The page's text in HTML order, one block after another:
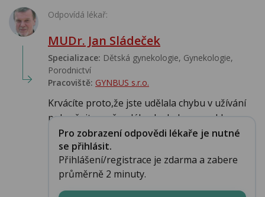
Odpovídá lékař:
MUDr. Jan Sládeček
Specializace: Dětská gynekologie, Gynekologie,
Porodnictví
Pracoviště: GYNBUS s.r.o.
Krvácíte proto,že jste udělala chybu v užívání
pokračujte v něm dále,ale do konce cyklu s...
Pro zobrazení odpovědi lékaře je nutné
se přihlásit.
Přihlášení/registrace je zdarma a zabere
průměrně 2 minuty.